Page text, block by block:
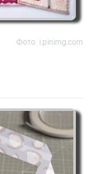
Фото: i.pinimg.com